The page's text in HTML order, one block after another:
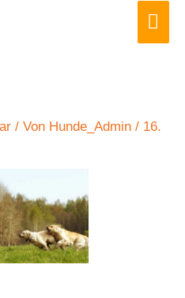
/ Von Hunde_Admin/ 16.